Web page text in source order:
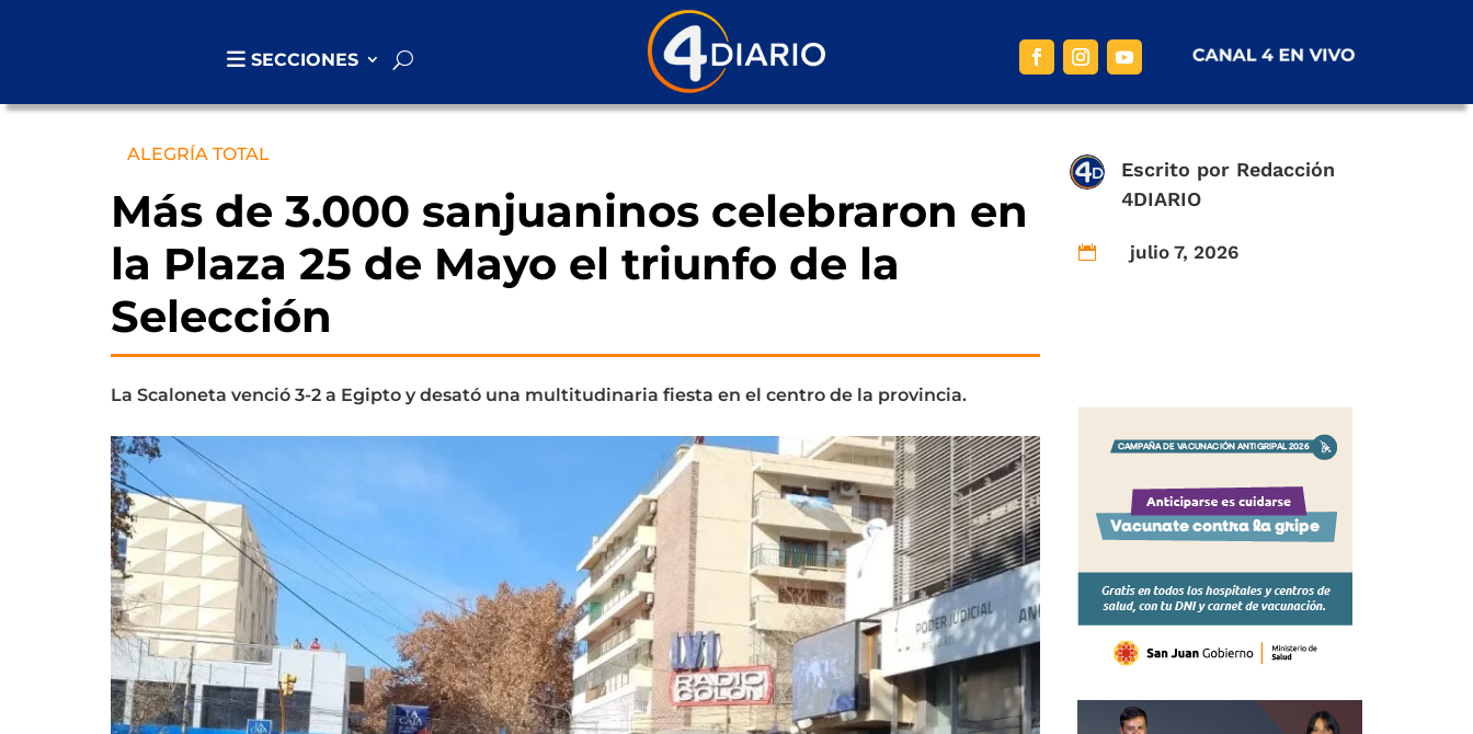
SECCIONES
ALEGRÍA TOTAL
Más de 3.000 sanjuaninos celebraron en
la Plaza 25 de Mayo el triunfo de la
Selección
Escrito por Redacción
4DIARIO
 julio 7, 2026
La Scaloneta venció 3-2 a Egipto y desató una multitudinaria fiesta en el centro de la provincia.